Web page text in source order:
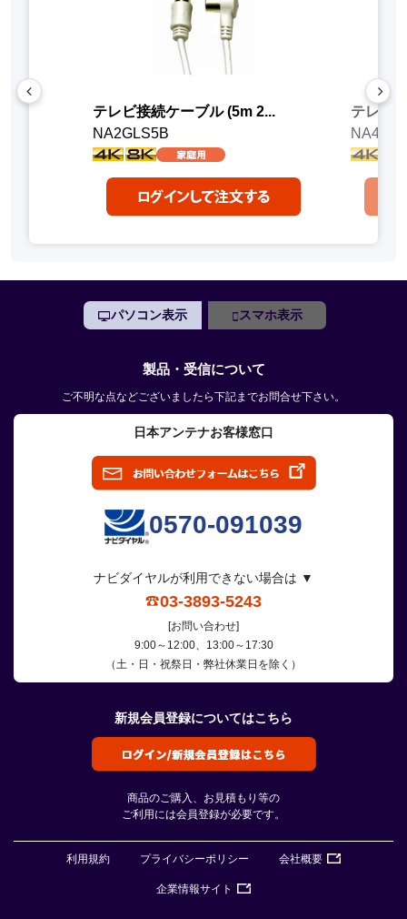
テレビ接続ケーブル (5m 2...
NA2GLS5B
テレビ
パソコン表示 スマホ表示
製品・受信について
ご不明な点などございましたら下記までお問合せ下さい。
日本アンテナお客様窓口
0570-091039
ナビダイヤルが利用できない場合は ▼
03-3893-5243
[お問い合わせ]
9:00～12:00、13:00～17:30
（土・日・祝祭日・弊社休業日を除く）
新規会員登録についてはこちら
商品のご購入、お見積もり等の
ご利用には会員登録が必要です。
利用規約 プライバシーポリシー 会社概要
企業情報サイト